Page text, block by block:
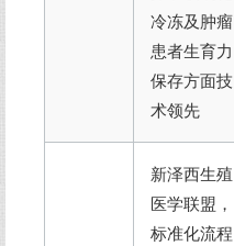
冷冻及肿瘤
患者生育力
保存方面技
术领先
新泽西生殖
医学联盟，
标准化流程